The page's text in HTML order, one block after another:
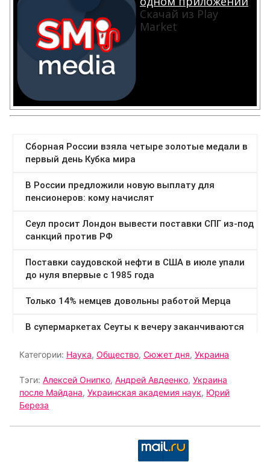
Скачай из Play
Market
Категории: Наука, Общество, Сюжет дня, Украина
Тэги: Алексей Онипко, Андрей Авдеенко, Украина
после Майдана, Украинская академия наук, Юрий
Береза